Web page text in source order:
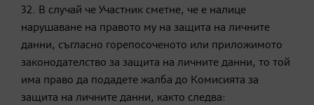
32. В случай че Участник сметне, че е налице
нарушаване на правото му на защита на личните
данни, съгласно горепосоченото или приложимото
законодателство за защита на личните данни, то той
има право да подадете жалба до Комисията за
защита на личните данни, както следва: